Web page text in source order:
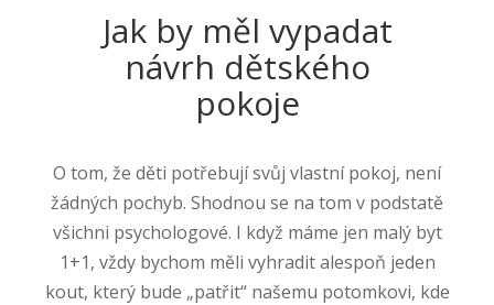
Jak by měl vypadat
návrh dětského
pokoje
O tom, že děti potřebují svůj vlastní pokoj, není
žádných pochyb. Shodnou se na tom v podstatě
všichni psychologové. I když máme jen malý byt
1+1, vždy bychom měli vyhradit alespoň jeden
kout, který bude „patřit“ našemu potomkovi, kde